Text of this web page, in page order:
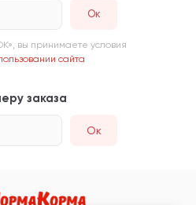
вы принимаете условия
сайта
заказа
Ок